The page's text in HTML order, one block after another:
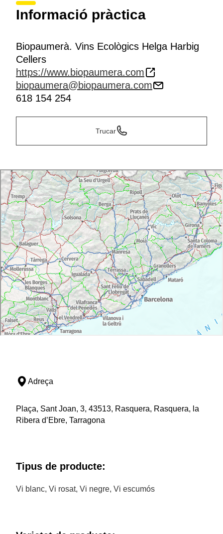
Informació pràctica
Biopaumerà. Vins Ecològics Helga Harbig
Cellers
https://www.biopaumera.com
biopaumera@biopaumera.com
618 154 254
Trucar
Adreça
Plaça, Sant Joan, 3, 43513, Rasquera, Rasquera, la
Ribera d’Ebre, Tarragona
Tipus de producte:
Vi blanc, Vi rosat, Vi negre, Vi escumós